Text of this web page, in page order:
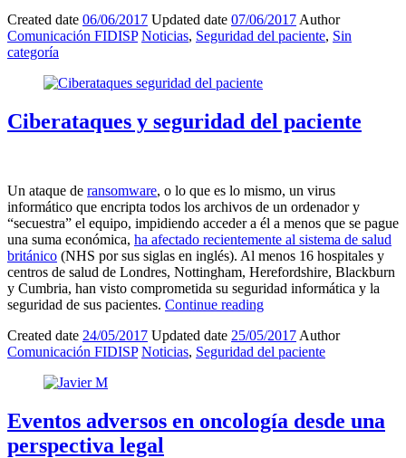
Created date 06/06/2017 Updated date 07/06/2017 Author
Comunicación FIDISP Noticias, Seguridad del paciente, Sin
categoría
Ciberataques y seguridad del paciente
Un ataque de ransomware, o lo que es lo mismo, un virus
informático que encripta todos los archivos de un ordenador y
“secuestra” el equipo, impidiendo acceder a él a menos que se pague
una suma económica, ha afectado recientemente al sistema de salud
británico (NHS por sus siglas en inglés). Al menos 16 hospitales y
centros de salud de Londres, Nottingham, Herefordshire, Blackburn
y Cumbria, han visto comprometida su seguridad informática y la
seguridad de sus pacientes. Continue reading
Created date 24/05/2017 Updated date 25/05/2017 Author
Comunicación FIDISP Noticias, Seguridad del paciente
Eventos adversos en oncología desde una
perspectiva legal